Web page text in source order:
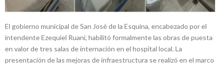
El gobierno municipal de San José de la Esquina, encabezado por el
intendente Ezequiel Ruani, habilitó formalmente las obras de puesta
en valor de tres salas de internación en el hospital local. La
presentación de las mejoras de infraestructura se realizó en el marco